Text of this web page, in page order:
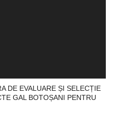
DE EVALUARE ȘI SELECȚIE
GAL BOTOȘANI PENTRU